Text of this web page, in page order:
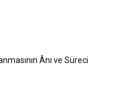
Ânı ve Süreci